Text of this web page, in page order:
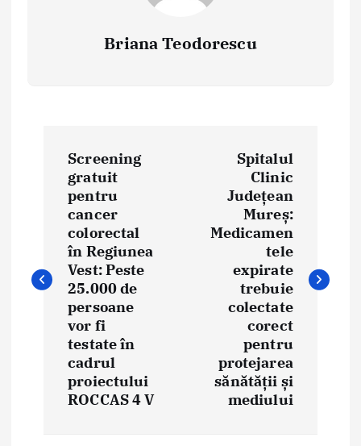
Briana Teodorescu
n
Screening
gratuit
pentru
cancer
colorectal
în Regiunea
Vest: Peste
25.000 de
persoane
vor fi
testate în
cadrul
proiectului
ROCCAS 4 V
Spitalul
Clinic
Județean
Mureș:
Medicamen
tele
expirate
trebuie
colectate
corect
pentru
protejarea
sănătății și
mediului